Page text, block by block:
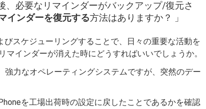
、必要なリマインダーがバックアップ/復元さ
インダーを復元する方法はありますか？ 」
スケジューリングすることで、日々の重要な活動を
インダーが消えた時にどうすればいいでしょうか。
強力なオペレーティングシステムですが、突然のデー
を工場出荷時の設定に戻したことであるかを確認